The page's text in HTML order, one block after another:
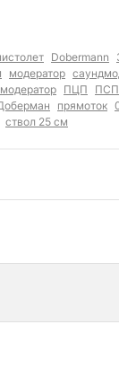
Dobermann
модератор
модератор ПЦП ПСП
прямоток
ствол 25 см